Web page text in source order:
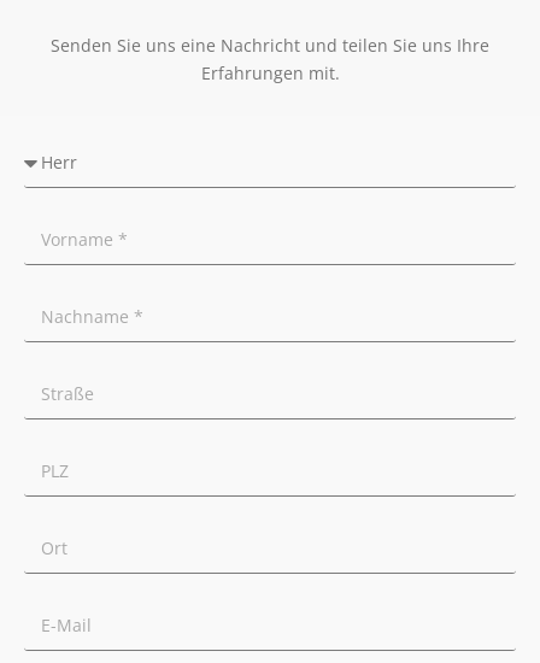
Senden Sie uns eine Nachricht und teilen Sie uns Ihre
Erfahrungen mit.